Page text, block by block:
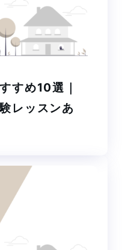
すめ10選｜
レッスンあ